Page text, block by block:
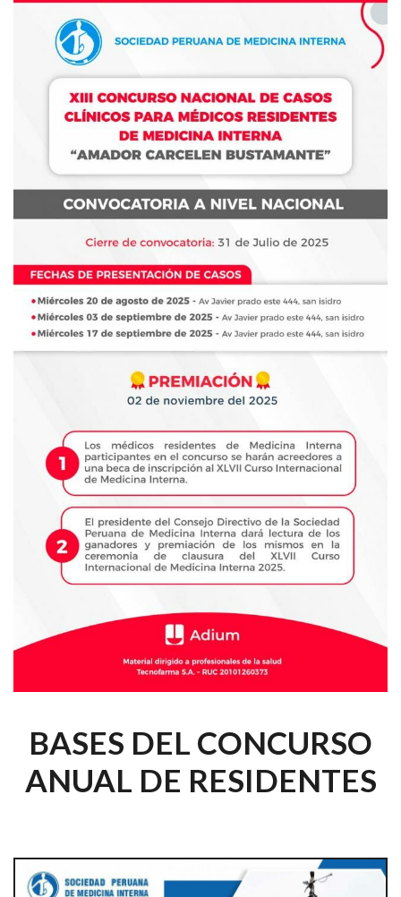
BASES DEL CONCURSO
ANUAL DE RESIDENTES